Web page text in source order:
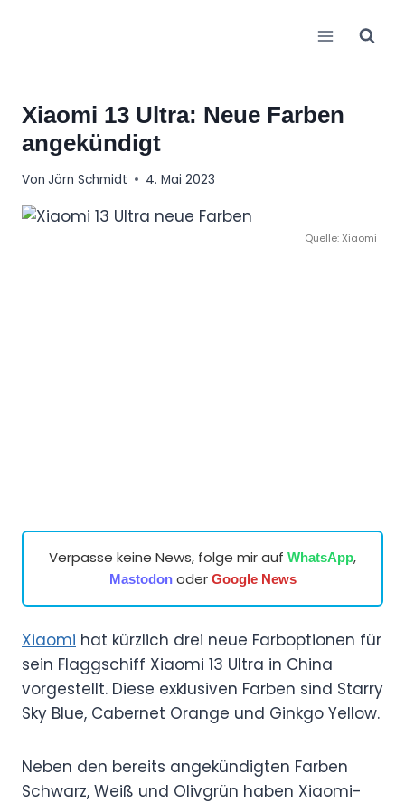
Xiaomi 13 Ultra: Neue Farben
angekündigt
Von Jörn Schmidt 4. Mai 2023
Quelle: Xiaomi
Verpasse keine News, folge mir auf WhatsApp,
Mastodonoder Google News
Xiaomi hat kürzlich drei neue Farboptionen für
sein Flaggschiff Xiaomi 13 Ultra in China
vorgestellt. Diese exklusiven Farben sind Starry
Sky Blue, Cabernet Orange und Ginkgo Yellow.
Neben den bereits angekündigten Farben
Schwarz, Weiß und Olivgrün haben Xiaomi-